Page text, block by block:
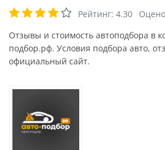
Рейтинг: 4.30
Отзывы и стоимость автоподбора в
подбор.рф. Условия подбора авто,
официальный сайт.